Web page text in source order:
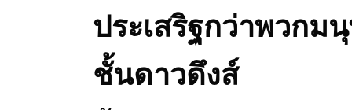
ประเสริฐกว่าพวกม
ชั้นดาวดึงส์